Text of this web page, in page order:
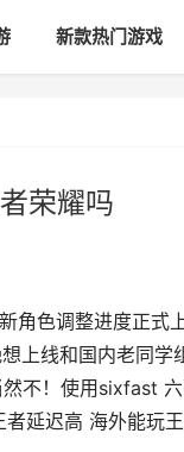
新款热门游戏
荣耀吗
色调整进度正式
上线和国内老同
不！使用sixfast
延迟高 海外能玩